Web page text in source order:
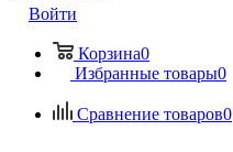
Войти
Корзина0
Избранные товары0
Сравнение товаров0